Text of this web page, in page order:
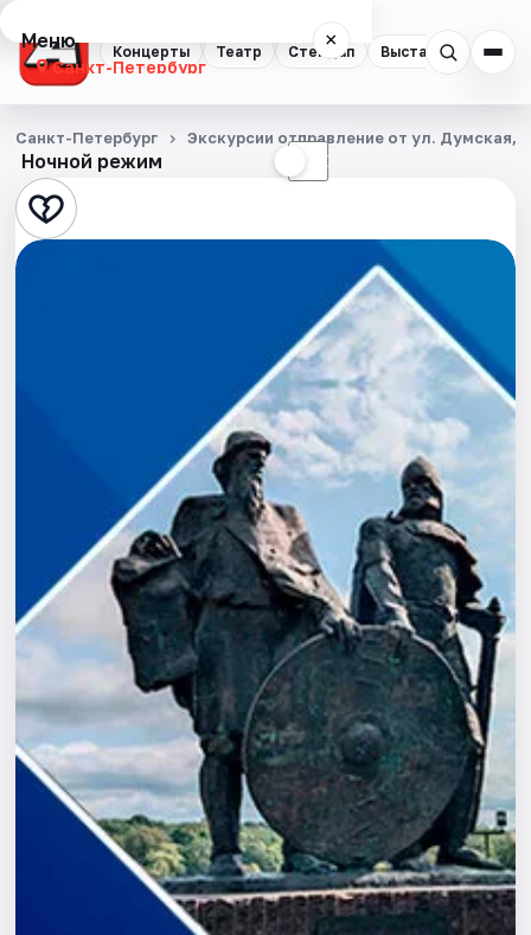
Концерты Театр Стендап Выставки
Меню ×
Санкт-Петербург
Концерты
Театр
Стендап
Города
Площадки
Артисты
Рейтинги
Ночной режим ☾
Санкт-Петербург Экскурсии отправление от ул. Думская,